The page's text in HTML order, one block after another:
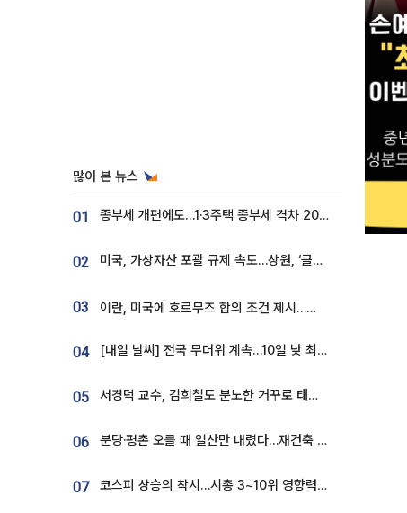
많이 본 뉴스
01 종부세 개편에도…1·3주택 종부세 격차 2028년부터 확대
02 미국, 가상자산 포괄 규제 속도…상원, ‘클래리티법’ 9월 절차투표 추진
03 이란, 미국에 호르무즈 합의 조건 제시…美 “경기 아직 안 끝나” [종합]
04 [내일 날씨] 전국 무더위 계속…10일 낮 최고 34도 육박
05 서경덕 교수, 김희철도 분노한 거꾸로 태극기⋯"엉터리는 아냐, 아쉬울 뿐"
06 분당·평촌 오를 때 일산만 내렸다…재건축 기대감도 ‘무색’
07 코스피 상승의 착시…시총 3~10위 영향력은 후퇴